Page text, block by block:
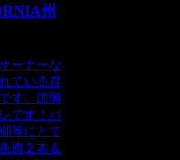
州
ーナーな
ている存
す。国際
です！パ
等にとて
旗２本＆